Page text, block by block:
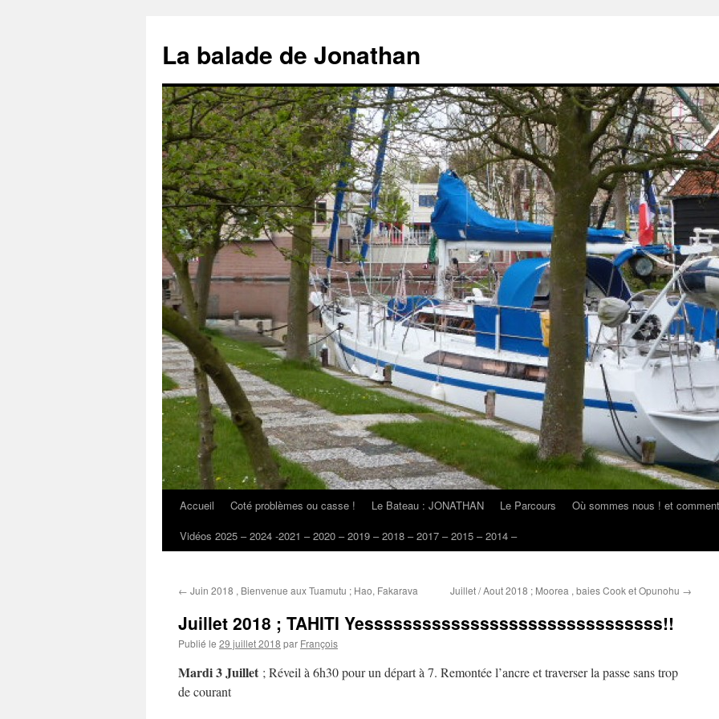
contenu
La balade de Jonathan
Accueil Coté problèmes ou casse ! Le Bateau : JONATHAN Le Parcours
Où sommes nous ! et
Vidéos 2025 – 2024 -2021 – 2020 – 2019 – 2018 – 2017 – 2015 – 2014 –
← Juin 2018 , Bienvenue aux Tuamutu ; Hao, Fakarava Juillet / Aout 2018 ; Moorea , baies Cook et Opunohu →
Juillet 2018 ; TAHITI Yesssssssssssssssssssssssssssssss!!
Publié le 29 juillet 2018 par François
Mardi 3 Juillet ; Réveil à 6h30 pour un départ à 7. Remontée l’ancre et traverser la passe sans trop
de courant